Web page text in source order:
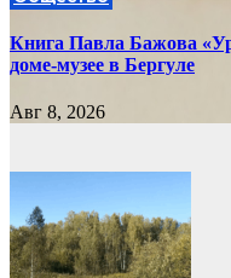
Книга Павла Бажова
доме-музее в Бергуле
Авг 8, 2026